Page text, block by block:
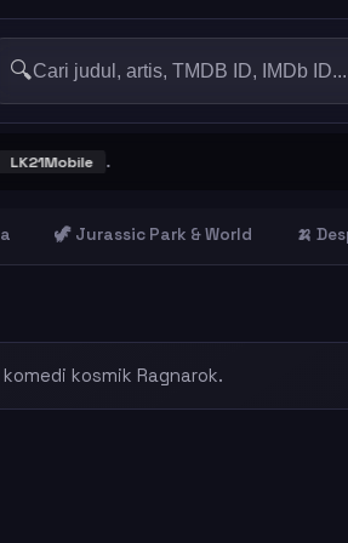
🔍
.
🦖 Jurassic Park & World 🍌
kosmik Ragnarok.